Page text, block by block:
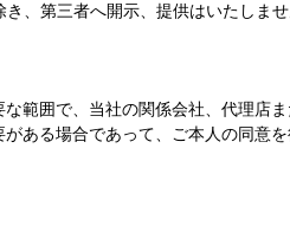
、第三者へ開示、提供はいたしませ
範囲で、当社の関係会社、代理店
ある場合であって、ご本人の同意